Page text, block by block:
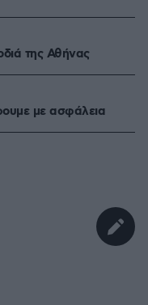
της Αθήνας
με ασφάλεια